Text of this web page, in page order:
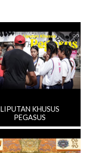
LIPUTAN KHUSUS
PEGASUS